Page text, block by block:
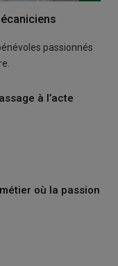
passionnés
à l’acte
où la passion